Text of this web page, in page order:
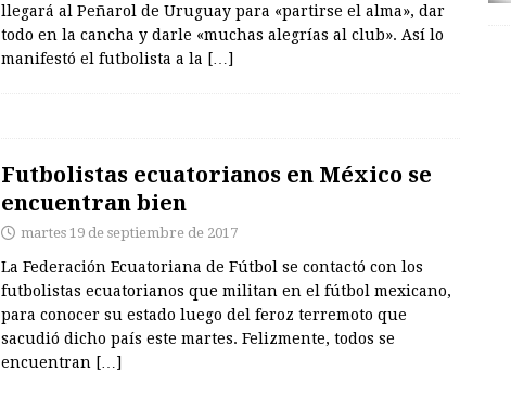
llegará al Peñarol de Uruguay para «partirse el alma», dar
todo en la cancha y darle «muchas alegrías al club». Así lo
manifestó el futbolista a la […]
Futbolistas ecuatorianos en México se
encuentran bien
martes 19 de septiembre de 2017
La Federación Ecuatoriana de Fútbol se contactó con los
futbolistas ecuatorianos que militan en el fútbol mexicano,
para conocer su estado luego del feroz terremoto que
sacudió dicho país este martes. Felizmente, todos se
encuentran […]